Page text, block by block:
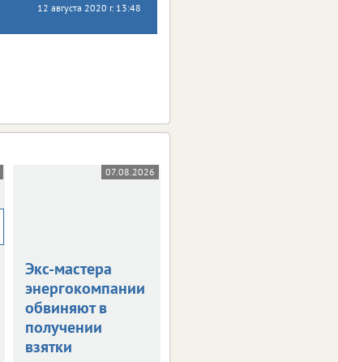
12 августа 2020 г. 13:48
07.08.2026
Экс-мастера
энергокомпании
обвиняют в
получении
взятки